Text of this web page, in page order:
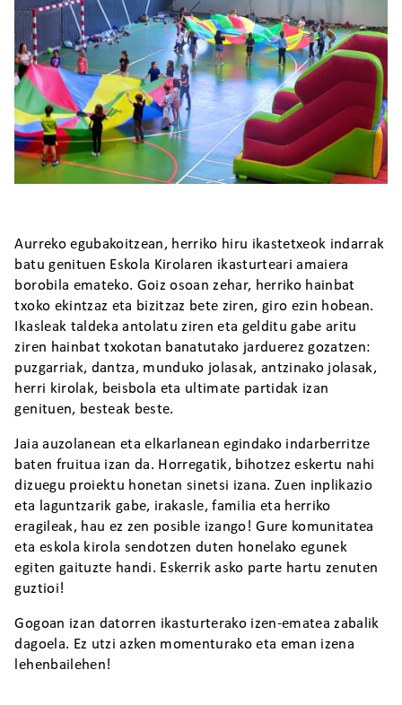
Aurreko egubakoitzean, herriko hiru ikastetxeok indarrak
batu genituen Eskola Kirolaren ikasturteari amaiera
borobila emateko. Goiz osoan zehar, herriko hainbat
txoko ekintzaz eta bizitzaz bete ziren, giro ezin hobean.
Ikasleak taldeka antolatu ziren eta gelditu gabe aritu
ziren hainbat txokotan banatutako jarduerez gozatzen:
puzgarriak, dantza, munduko jolasak, antzinako jolasak,
herri kirolak, beisbola eta ultimate partidak izan
genituen, besteak beste.
Jaia auzolanean eta elkarlanean egindako indarberritze
baten fruitua izan da. Horregatik, bihotzez eskertu nahi
dizuegu proiektu honetan sinetsi izana. Zuen inplikazio
eta laguntzarik gabe, irakasle, familia eta herriko
eragileak, hau ez zen posible izango! Gure komunitatea
eta eskola kirola sendotzen duten honelako egunek
egiten gaituzte handi. Eskerrik asko parte hartu zenuten
guztioi!
Gogoan izan datorren ikasturterako izen-ematea zabalik
dagoela. Ez utzi azken momenturako eta eman izena
lehenbailehen!